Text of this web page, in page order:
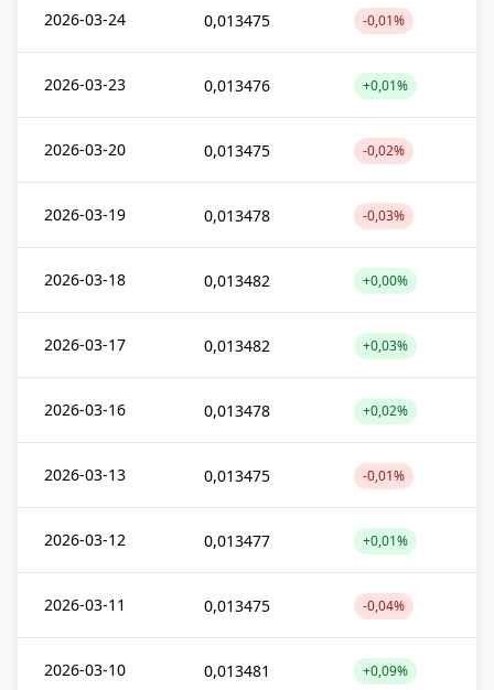
2026-03-24 0,013475 -0,01%
2026-03-23 0,013476 +0,01%
2026-03-20 0,013475 -0,02%
2026-03-19 0,013478 -0,03%
2026-03-18 0,013482 +0,00%
2026-03-17 0,013482 +0,03%
2026-03-16 0,013478 +0,02%
2026-03-13 0,013475 -0,01%
2026-03-12 0,013477 +0,01%
2026-03-11 0,013475 -0,04%
2026-03-10 0,013481 +0,09%